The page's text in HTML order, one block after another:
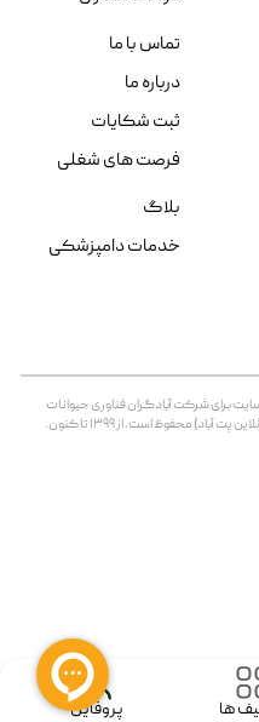
برای شرکت آبادگران فناوری حیوانات
آباد) محفوظ است. از ۱۳۹۹ تا کنون.
تماس با ما
درباره ما
ثبت شکایات
فرصت های شغلی
بلاگ
خدمات دامپزشکی
ها پروفایل